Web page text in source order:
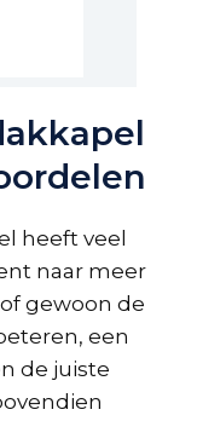
heeft veel
naar meer
gewoon de
een
de juiste